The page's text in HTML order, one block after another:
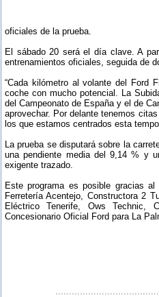
oficiales de la prueba.
El sábado 20 será el día clave. A
entrenamientos oficiales, seguida de
“Cada kilómetro al volante del Ford
coche con mucho potencial. La
del Campeonato de España y el de
aprovechar. Por delante tenemos
los que estamos centrados esta
La prueba se disputará sobre la
una pendiente media del 9,14 % y
exigente trazado.
Este programa es posible gracias
Ferretería Acentejo, Constructora 2
Eléctrico Tenerife, Ows Technic,
Concesionario Oficial Ford para La